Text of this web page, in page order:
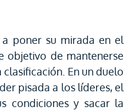
poner su mirada en el
objetivo de mantenerse
En un duelo
pisada a los líderes, el
condiciones y sacar la